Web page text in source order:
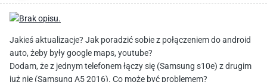
Jakieś aktualizacje? Jak poradzić sobie z połączeniem do android
auto, żeby były google maps, youtube?
Dodam, że z jednym telefonem łączy się (Samsung s10e) z drugim
już nie (Samsung A5 2016). Co może być problemem?